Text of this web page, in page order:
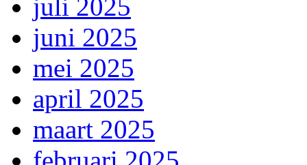
juli 2025
juni 2025
mei 2025
april 2025
maart 2025